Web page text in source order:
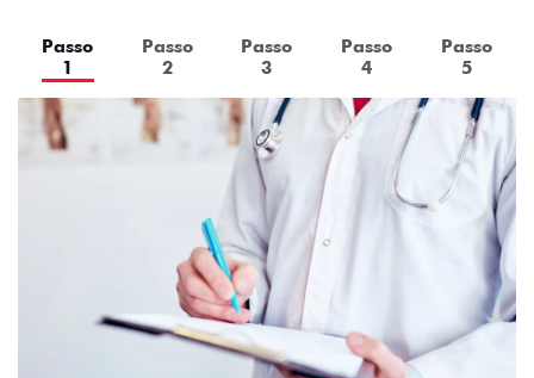
Passo
1
Passo
2
Passo
3
Passo
4
Passo
5